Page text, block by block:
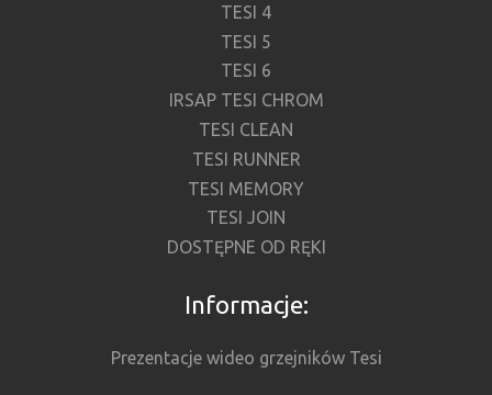
TESI 4
TESI 5
TESI 6
IRSAP TESI CHROM
TESI CLEAN
TESI RUNNER
TESI MEMORY
TESI JOIN
DOSTĘPNE OD RĘKI
Informacje:
Prezentacje wideo grzejników Tesi